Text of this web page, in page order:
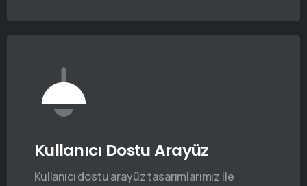
Kullanıcı Dostu Arayüz
Kullanıcı dostu arayüz tasarımlarımız ile